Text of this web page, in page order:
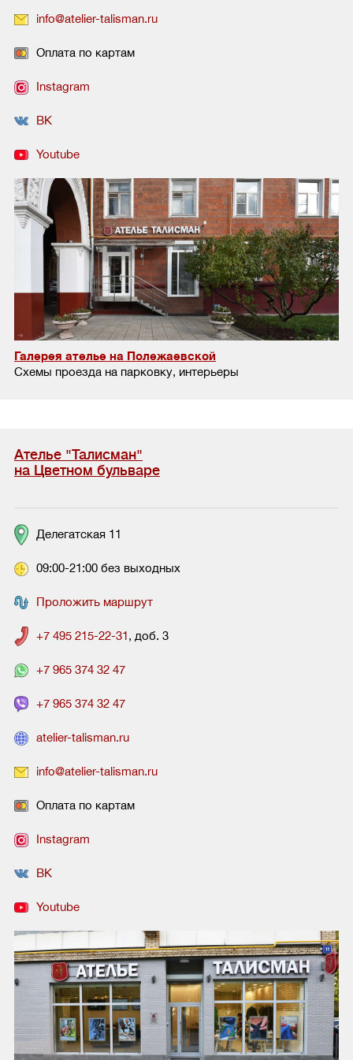
info@atelier-talisman.ru
Оплата по картам
Instagram
ВК
Youtube
Галерея ателье на Полежаевской
Схемы проезда на парковку, интерьеры
Ателье "Талисман"
на Цветном бульваре
Делегатская 11
09:00-21:00 без выходных
Проложить маршрут
+7 495 215-22-31 , доб. 3
+7 965 374 32 47
+7 965 374 32 47
atelier-talisman.ru
info@atelier-talisman.ru
Оплата по картам
Instagram
ВК
Youtube